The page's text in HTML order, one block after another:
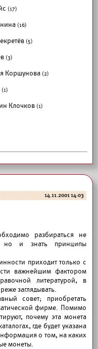
(17)
(16)
(5)
(3)
Коршунова (2)
(1)
Клочков (1)
14.11.2001 14:03
разбираться не
но и знать принципы
приходит только с
важнейшим фактором
литературой, в
заглядывать.
совет; приобретать
фирме. Помимо
почему эта монета
где будет указана
о том, на каких
монеты.